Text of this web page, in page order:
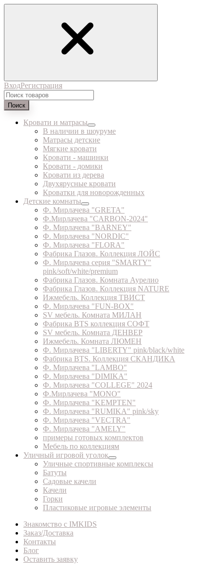
ВходРегистрация
Поиск
Кровати и матрасы
В наличии в шоуруме
Матрасы детские
Мягкие кровати
Кровати - машинки
Кровати - домики
Кровати из дерева
Двухярусные кровати
Кроватки для новорожденных
Детские комнаты
Ф. Мирлачева "GRETA"
Ф.Мирлачева "CARBON-2024"
Ф. Мирлачева "BARNEY"
Ф. Мирлачева "NORDIC"
Ф. Мирлачева "FLORA"
Фабрика Глазов. Коллекция ЛОЙС
Ф. Мирлачева серия "SMARTY"
pink/soft/white/premium
Фабрика Глазов. Комната Аурелио
Фабрика Глазов. Коллекция NATURE
Ижмебель. Коллекция ТВИСТ
Ф. Мирлачева "FUN-BOX"
SV мебель. Комната МИЛАН
Фабрика BTS коллекция СОФТ
SV мебель. Комната ДЕНВЕР
Ижмебель. Комната ЛЮМЕН
Ф. Мирлачева "LIBERTY" pink/black/white
Фабрика BTS. Коллекция СКАНДИКА
Ф. Мирлачева "LAMBO"
Ф. Мирлачева "DIMIKA"
Ф. Мирлачева "COLLEGE" 2024
Ф.Мирлачева "MONO"
Ф. Мирлачева "KEMPTEN"
Ф. Мирлачева "RUMIKA" pink/sky
Ф. Мирлачева "VECTRA"
Ф. Мирлачева "AMELY"
примеры готовых комплектов
Мебель по коллекциям
Уличный игровой уголок
Уличные спортивные комплексы
Батуты
Садовые качели
Качели
Горки
Пластиковые игровые элементы
Знакомство с IMKIDS
Заказ/Доставка
Контакты
Блог
Оставить заявку